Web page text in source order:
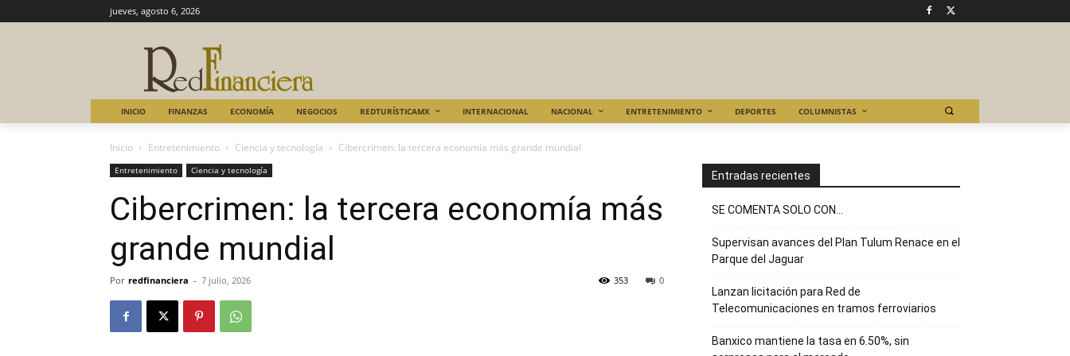
jueves, agosto 6, 2026
INICIO FINANZAS ECONOMÍA NEGOCIOS REDTURÍSTICAMX INTERNACIONAL NACIONAL ENTRETENIMIENTO DEPORTES COLUMNISTAS
Inicio Entretenimiento Ciencia y tecnología Cibercrimen: la tercera economía más grande mundial
Entretenimiento Ciencia y tecnología
Cibercrimen: la tercera economía más
grande mundial
Por redfinanciera - 7 julio, 2026 0
353
Entradas recientes
SE COMENTA SOLO CON…
Supervisan avances del Plan Tulum Renace en el
Parque del Jaguar
Lanzan licitación para Red de
Telecomunicaciones en tramos ferroviarios
Banxico mantiene la tasa en 6.50%, sin